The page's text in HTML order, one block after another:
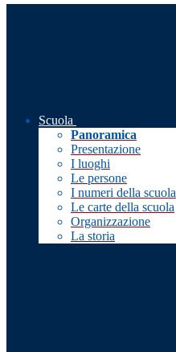
Scuola
Panoramica
Presentazione
I luoghi
Le persone
I numeri della scuola
Le carte della scuola
Organizzazione
La storia